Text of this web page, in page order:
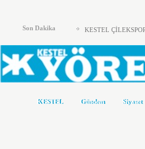
Son Dakika KESTEL
Kestel’de Eğitim
Türkiye Yeni Bir
KESTEL Gündem Siyaset